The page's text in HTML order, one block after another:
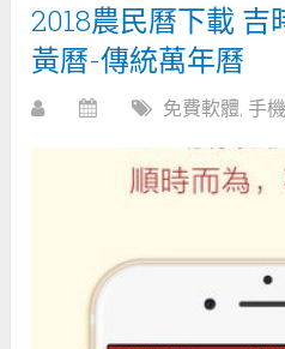
2018農民曆下載 吉
黃曆-傳統萬年曆
免費軟體, 手